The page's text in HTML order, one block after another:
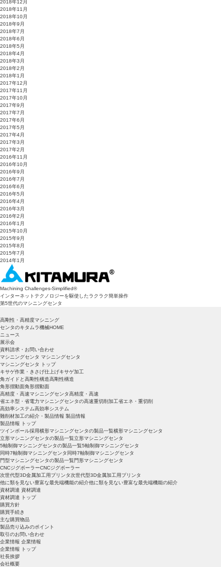
2018年12月
2018年11月
2018年10月
2018年9月
2018年7月
2018年6月
2018年5月
2018年4月
2018年3月
2018年2月
2018年1月
2017年12月
2017年11月
2017年10月
2017年9月
2017年7月
2017年6月
2017年5月
2017年4月
2017年3月
2017年2月
2016年11月
2016年10月
2016年9月
2016年7月
2016年6月
2016年5月
2016年4月
2016年3月
2016年2月
2016年1月
2015年10月
2015年9月
2015年8月
2015年7月
2014年1月
Machining Challenges-Simplified®
インターネットテクノロジーを駆使したラクラク簡単操作
第5世代のマシニングセンタ
高剛性・高精度マシニング
センタのキタムラ機械HOME
ニュース
展示会
資料請求・お問い合わせ
マシニングセンタ マシニングセンタ
マシニングセンタ トップ
キサゲ作業・きさげ仕上げキサゲ加工
角ガイドと高剛性構造高剛性構造
角形摺動面角形摺動面
高精度・高速マシニングセンタ高精度・高速
省エネ型・省電力マシニングセンタの高速重切削加工省エネ・重切削
高効率システム高効率システム
難削材加工の紹介・製品情報 製品情報
製品情報 トップ
ツインボール採用横形マシニングセンタの製品一覧横形マシニングセンタ
立形マシニングセンタの製品一覧立形マシニングセンタ
5軸制御マシニングセンタの製品一覧5軸制御マシニングセンタ
同時7軸制御マシニングセンタ 同時7軸制御マシニングセンタ
門型マシニングセンタの製品一覧門形マシニングセンタ
CNCジグボーラーCNCジグボーラー
次世代型3D金属加工用プリンタ次世代型3D金属加工用プリンタ
他に類を見ない豊富な最先端機能の紹介他に類を見ない豊富な最先端機能の紹介
資材調達 資材調達
資材調達 トップ
購買方針
購買手続き
主な購買物品
製品売り込みのポイント
取引のお問い合わせ
企業情報 企業情報
企業情報 トップ
社長挨拶
会社概要